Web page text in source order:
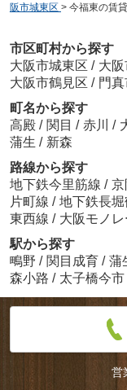
阪市城東区 > 今福東の賃貸
市区町村から探す
大阪市城東区 / 大
大阪市鶴見区 / 門
町名から探す
高殿 / 関目 / 赤川 /
蒲生 / 新森
路線から探す
地下鉄今里筋線 / 京
片町線 / 地下鉄長
東西線 / 大阪モノ
駅から探す
鴫野 / 関目成育 / 蒲
森小路 / 太子橋今市
営